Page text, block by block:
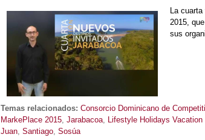
La
2015,
sus
Temas relacionados: Consorcio Dominicano de
MarkePlace 2015, Jarabacoa, Lifestyle Holidays Vacation
Juan, Santiago, Sosúa